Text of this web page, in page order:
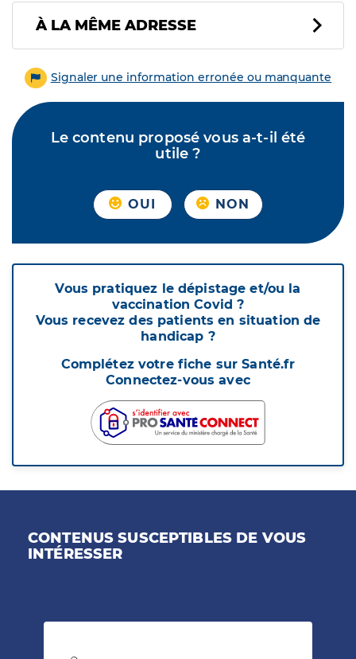
À LA MÊME ADRESSE
Signaler une information erronée ou manquante
Le contenu proposé vous a-t-il été
utile ?
OUI NON
Vous pratiquez le dépistage et/ou la
vaccination Covid ?
Vous recevez des patients en situation de
handicap ?
Complétez votre fiche sur Santé.fr
Connectez-vous avec
CONTENUS SUSCEPTIBLES DE VOUS
INTÉRESSER